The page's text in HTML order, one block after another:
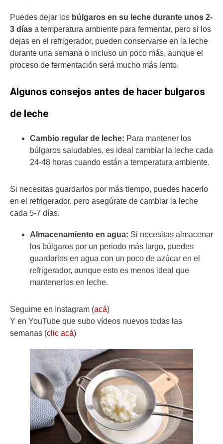
Puedes dejar los búlgaros en su leche durante unos 2-
3 días a temperatura ambiente para fermentar, pero si los
dejas en el refrigerador, pueden conservarse en la leche
durante una semana o incluso un poco más, aunque el
proceso de fermentación será mucho más lento.
Algunos consejos antes de hacer bulgaros
de leche
Cambio regular de leche: Para mantener los
búlgaros saludables, es ideal cambiar la leche cada
24-48 horas cuando están a temperatura ambiente.
Si necesitas guardarlos por más tiempo, puedes hacerlo
en el refrigerador, pero asegúrate de cambiar la leche
cada 5-7 días.
Almacenamiento en agua: Si necesitas almacenar
los búlgaros por un periodo más largo, puedes
guardarlos en agua con un poco de azúcar en el
refrigerador, aunque esto es menos ideal que
mantenerlos en leche.
Seguime en Instagram (acá)
Y en YouTube que subo vídeos nuevos todas las
semanas (clic acá)